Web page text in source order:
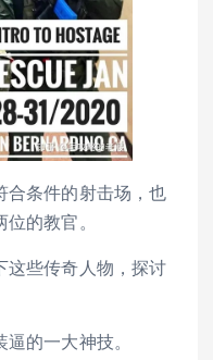
合条件的射击场，也
的教官。
这些传奇人物，探讨
的一大神技。